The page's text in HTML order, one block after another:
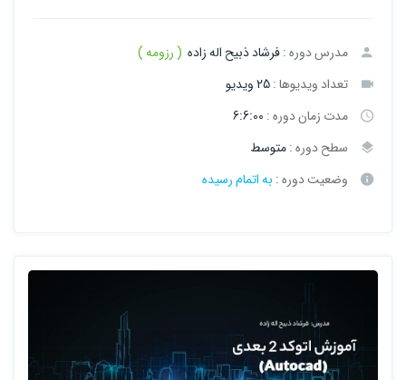
مدرس دوره :فرشاد ذبیح اله زاده ( رزومه )
تعداد ویدیوها :25 ویدیو
مدت زمان دوره : 6:6:00
سطح دوره :متوسط
وضعیت دوره : به اتمام رسیده